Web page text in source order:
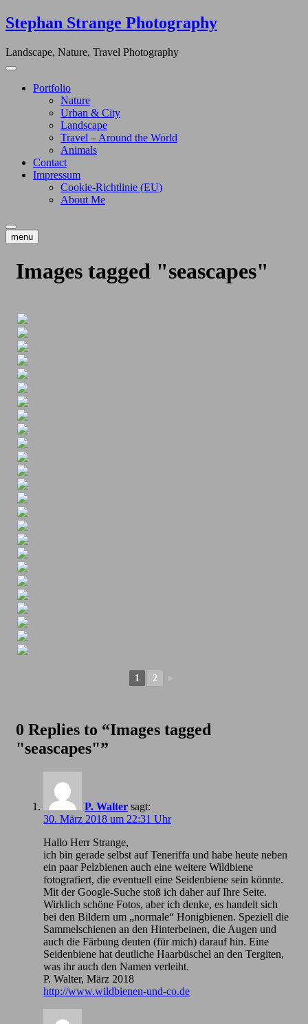
Skip
to
Stephan Strange Photography
Landscape, Nature, Travel Photography
Portfolio
Nature
Urban & City
Landscape
Travel – Around the World
Animals
Contact
Impressum
Cookie-Richtlinie (EU)
About Me
menu
Images tagged "seascapes"
1 2
0 Replies to “Images tagged
"seascapes"”
P. Walter sagt:
30. März 2018 um 22:31 Uhr
Hallo Herr Strange,
ich bin gerade selbst auf Teneriffa und habe heute neben
ein paar Pelzbienen auch eine weitere Wildbiene
fotografiert, die eventuell eine Seidenbiene sein könnte.
Mit der Google-Suche stoß ich daher auf Ihre Seite.
Wirklich schöne Fotos, aber ich denke, es handelt sich
bei den Bildern um „normale“ Honigbienen. Speziell die
Sammelschienen an den Hinterbeinen, die Augen und
auch die Färbung deuten (für mich) darauf hin. Eine
Seidenbiene hat deutliche Haarbüschel an den Tergiten,
was ihr auch den Namen verleiht.
P. Walter, März 2018
http://www.wildbienen-und-co.de